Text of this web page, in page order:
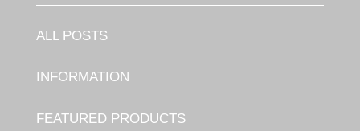
ALL POSTS
INFORMATION
FEATURED PRODUCTS